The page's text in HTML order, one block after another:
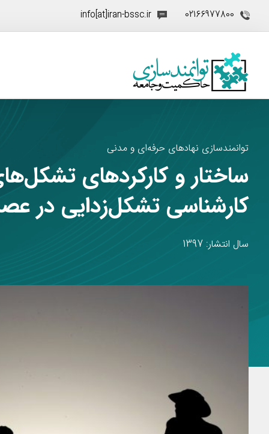
02166977800
info[at]iran-bssc.ir
توانمندسازی نهادهای حرفه‌ای و مدنی
ساختار و کارکردهای
کارشناسی تشکل‌زدایی در
سال انتشار: 1397